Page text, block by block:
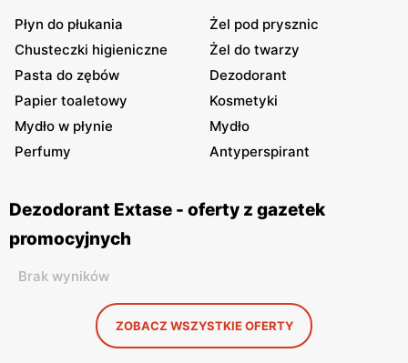
Płyn do płukania
Żel pod prysznic
Chusteczki higieniczne
Żel do twarzy
Pasta do zębów
Dezodorant
Papier toaletowy
Kosmetyki
Mydło w płynie
Mydło
Perfumy
Antyperspirant
Dezodorant Extase - oferty z gazetek
promocyjnych
Brak wyników
ZOBACZ WSZYSTKIE OFERTY